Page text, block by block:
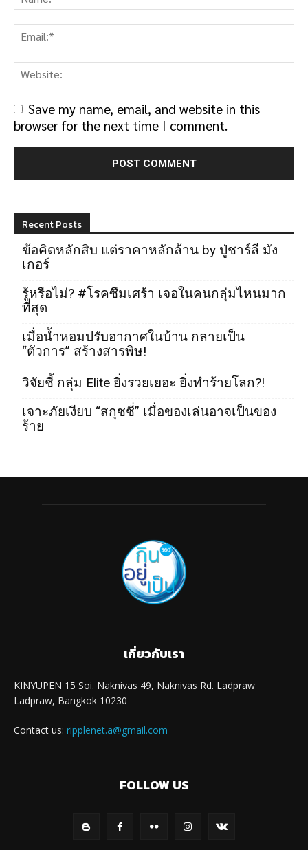
Save my name, email, and website in this
browser for the next time I comment.
Recent Posts
ข้อคิดหลักสิบ แต่ราคาหลักล้าน by ปู่ชาร์ลี มัง
เกอร์
รู้หรือไม่? #โรคซึมเศร้า เจอในคนกลุ่มไหนมาก
ที่สุด
เมื่อน้ำหอมปรับอากาศในบ้าน กลายเป็น
“ตัวการ” สร้างสารพิษ!
วิจัยชี้ กลุ่ม Elite ยิ่งรวยเยอะ ยิ่งทำร้ายโลก?!
เจาะภัยเงียบ “สกุชชี่” เมื่อของเล่นอาจเป็นของ
ร้าย
เกี่ยวกับเรา
KINYUPEN 15 Soi. Naknivas 49, Naknivas Rd. Ladpraw
Ladpraw, Bangkok 10230
Contact us: ripplenet.a@gmail.com
FOLLOW US